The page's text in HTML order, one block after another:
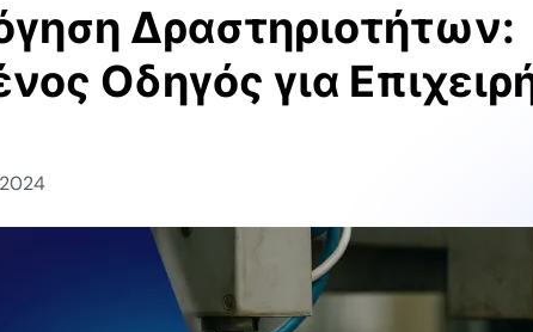
Δραστηριοτήτων:
Οδηγός για